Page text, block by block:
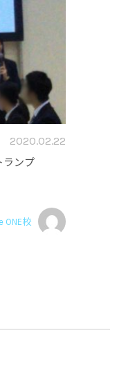
2020.02.22
ランプ
ONE校